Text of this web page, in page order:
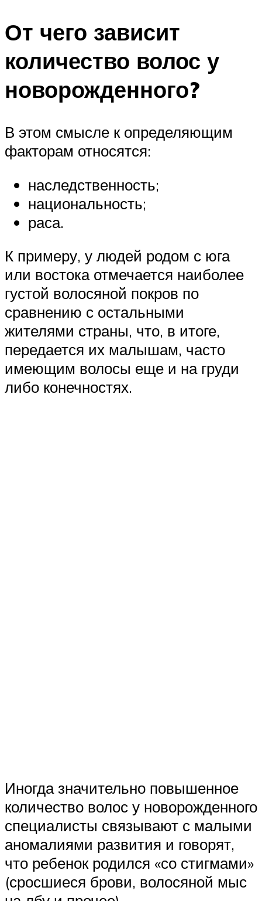
От чего зависит
количество волос у
новорожденного?
В этом смысле к определяющим
факторам относятся:
наследственность;
национальность;
раса.
К примеру, у людей родом с юга
или востока отмечается наиболее
густой волосяной покров по
сравнению с остальными
жителями страны, что, в итоге,
передается их малышам, часто
имеющим волосы еще и на груди
либо конечностях.
Иногда значительно повышенное
количество волос у новорожденного
специалисты связывают с малыми
аномалиями развития и говорят,
что ребенок родился «со стигмами»
(сросшиеся брови, волосяной мыс